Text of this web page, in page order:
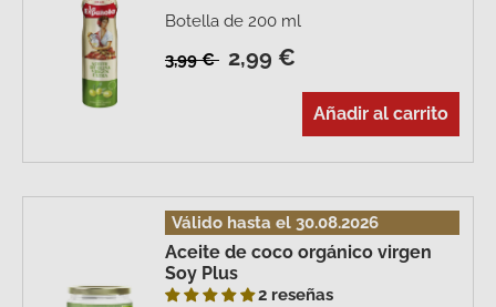
Botella de 200 ml
3,99 € 2,99 €
Añadir al carrito
Válido hasta el 30.08.2026
Aceite de coco orgánico virgen
Soy Plus
2 reseñas